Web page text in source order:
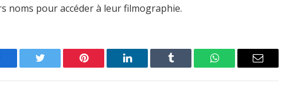
noms pour accéder à leur filmographie.
Twitter Pinterest LinkedIn Tumblr WhatsAppEmail